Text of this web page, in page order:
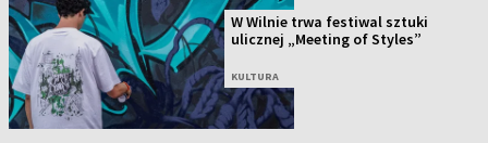
W Wilnie trwa festiwal sztuki
ulicznej „Meeting of Styles”
KULTURA